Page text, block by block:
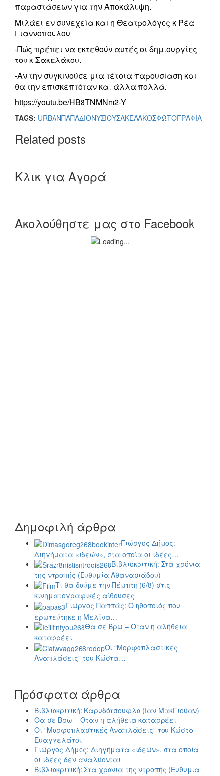
παραστάσεων για την Αποκάλυψη.
Μιλάει εν συνεχεία και η Θεατρολόγος κ Ρέα
Γιαννοπούλου
-Πώς πρέπει να εκτεθούν αυτές οι δημιουργίες
του κ Σακελάκου.
-Αν την συγκινούσε μια τέτοια παρουσίαση και
θα την επισκεπτόταν και άλλα πολλά.
https://youtu.be/HB8TNMNm2-Y
TAGS: URBANΠΑΠΑΔΙΟΝΥΣΙΟΥΣΑΚΕΛΑΚΟΣΦΩΤΟΓΡΑΦΙΑ
Related posts
Κλικ για Αγορά
Ακολούθηστε μας στο Facebook
Δημοφιλή άρθρα
Γιώργος Δήμος:
Διηγήματα «ιδεών», στα οποία οι ιδέες…
Βιβλιοκριτική: Στα χρόνια
της ντροπής (Ευθυμία Αθανασιάδου)
Τι θα δούμε την Πέμπτη (6/8) στις
κινηματογραφικές αίθουσες
Γιώργος Παππάς: Ο ηθοποιός που
ερωτεύτηκε η Μελίνα…
Θα σε Βρω – Όταν η αλήθεια
καταρρέει
Οι “Μορφοπλαστικές
Αναπλάσεις” του Κώστα…
Πρόσφατα άρθρα
Βιβλιοκριτική: Καρυδότσουφλο (Ίαν ΜακΓιούαν)
Θα σε Βρω – Όταν η αλήθεια καταρρέει
Οι “Μορφοπλαστικές Αναπλάσεις” του Κώστα
Ευαγγελάτου
Γιώργος Δήμος: Διηγήματα «ιδεών», στα οποία
οι ιδέες δεν αναλύονται
Βιβλιοκριτική: Στα χρόνια της ντροπής (Ευθυμία